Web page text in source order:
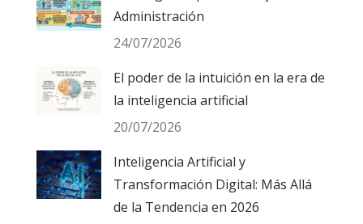
Administración
24/07/2026
El poder de la intuición en la era de
la inteligencia artificial
20/07/2026
Inteligencia Artificial y
Transformación Digital: Más Allá
de la Tendencia en 2026